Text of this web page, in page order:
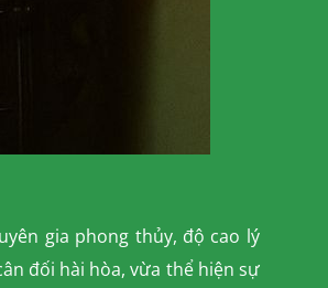
gia phong thủy, độ cao lý
đối hài hòa, vừa thể hiện sự